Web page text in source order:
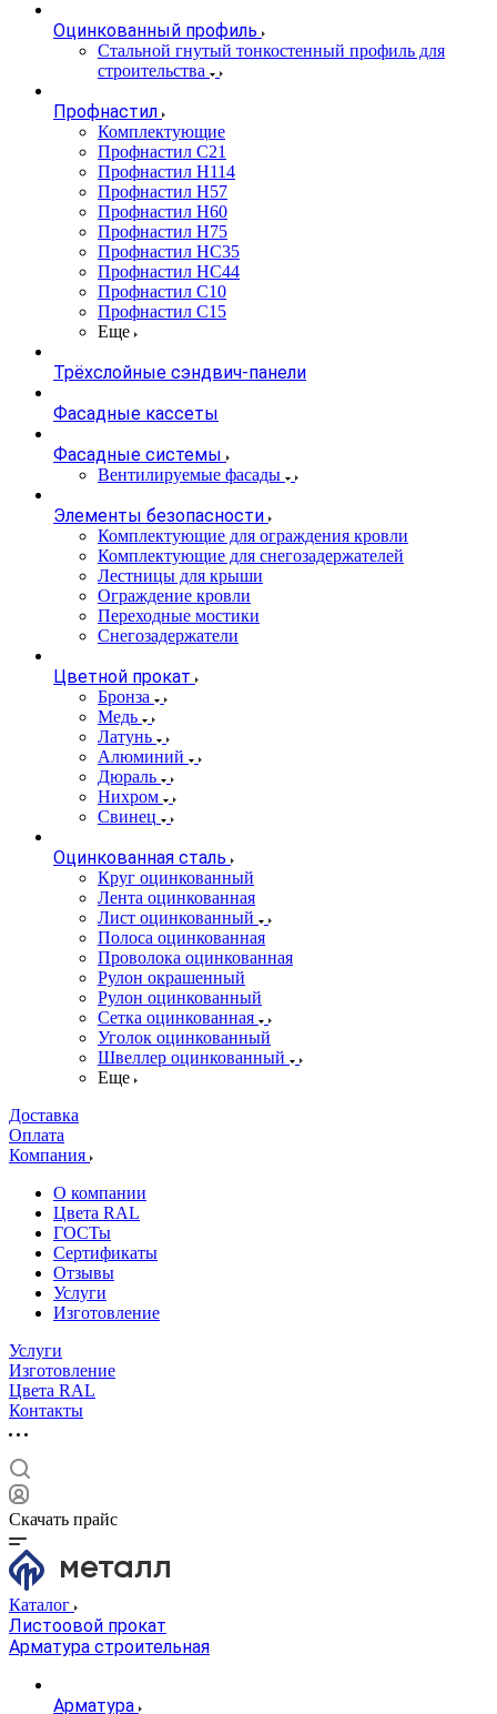
Оцинкованный профиль
Стальной гнутый тонкостенный профиль для
строительства
Профнастил
Комплектующие
Профнастил C21
Профнастил Н114
Профнастил Н57
Профнастил Н60
Профнастил Н75
Профнастил НС35
Профнастил НС44
Профнастил С10
Профнастил С15
Еще
Трёхслойные сэндвич-панели
Фасадные кассеты
Фасадные системы
Вентилируемые фасады
Элементы безопасности
Комплектующие для ограждения кровли
Комплектующие для снегозадержателей
Лестницы для крыши
Ограждение кровли
Переходные мостики
Снегозадержатели
Цветной прокат
Бронза
Медь
Латунь
Алюминий
Дюраль
Нихром
Свинец
Оцинкованная сталь
Круг оцинкованный
Лента оцинкованная
Лист оцинкованный
Полоса оцинкованная
Проволока оцинкованная
Рулон окрашенный
Рулон оцинкованный
Сетка оцинкованная
Уголок оцинкованный
Швеллер оцинкованный
Еще
Доставка
Оплата
Компания
О компании
Цвета RAL
ГОСТы
Сертификаты
Отзывы
Услуги
Изготовление
Услуги
Изготовление
Цвета RAL
Контакты
Скачать прайс
Каталог
Листоовой прокат
Арматура строительная
Арматура